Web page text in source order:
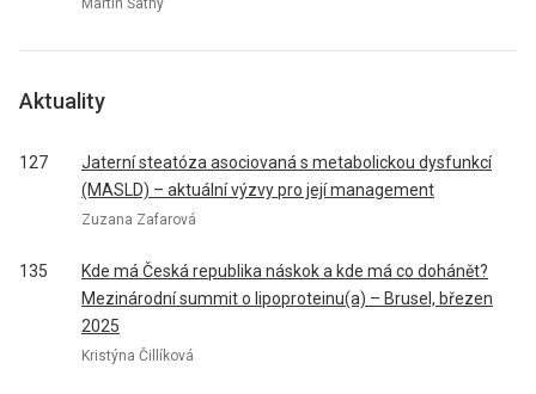
Aktuality
127
Jaterní steatóza asociovaná s metabolickou dysfunkcí
(MASLD) – aktuální výzvy pro její management
Zuzana Zafarová
135
Kde má Česká republika náskok a kde má co dohánět?
Mezinárodní summit o lipoproteinu(a) – Brusel, březen
2025
Kristýna Čillíková